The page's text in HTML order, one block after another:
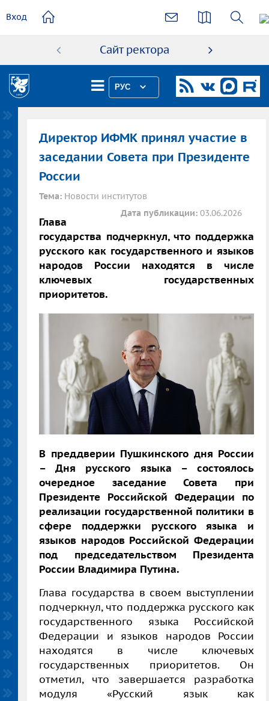
содержанию
Вход
Сайт ректора
РУС
Директор ИФМК принял участие в
заседании Совета при Президенте
России
Тема: Новости институтов
Дата публикации: 03.06.2026
Глава
государства подчеркнул, что поддержка
русского как государственного и языков
народов России находятся в числе
ключевых государственных
приоритетов.
В преддверии Пушкинского дня России
– Дня русского языка – состоялось
очередное заседание Совета при
Президенте Российской Федерации по
реализации государственной политики в
сфере поддержки русского языка и
языков народов Российской Федерации
под председательством Президента
России Владимира Путина.
Глава государства в своем выступлении
подчеркнул, что поддержка русского как
государственного языка Российской
Федерации и языков народов России
находятся в числе ключевых
государственных приоритетов. Он
отметил, что завершается разработка
модуля «Русский язык как